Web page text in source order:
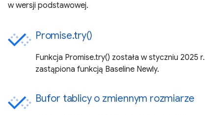
w wersji podstawowej.
Promise.try()
Funkcja Promise.try() została w styczniu 2025 r.
zastąpiona funkcją Baseline Newly.
Bufor tablicy o zmiennym rozmiarze